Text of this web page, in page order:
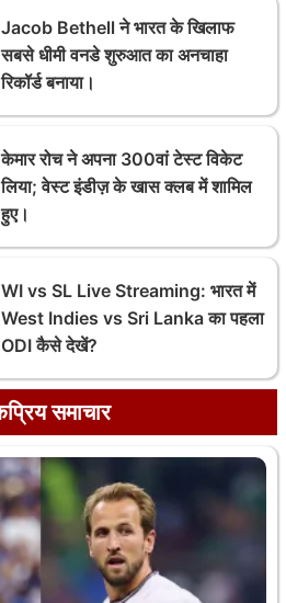
Jacob Bethell ने भारत के खिलाफ
सबसे धीमी वनडे शुरुआत का अनचाहा
रिकॉर्ड बनाया।
केमार रोच ने अपना 300वां टेस्ट विकेट
लिया; वेस्ट इंडीज़ के खास क्लब में शामिल
हुए।
WI vs SL Live Streaming: भारत में
West Indies vs Sri Lanka का पहला
ODI कैसे देखें?
समाचार